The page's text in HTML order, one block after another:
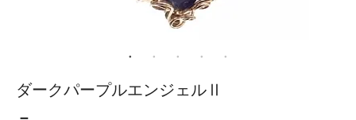
ダークパープルエンジェルⅡ